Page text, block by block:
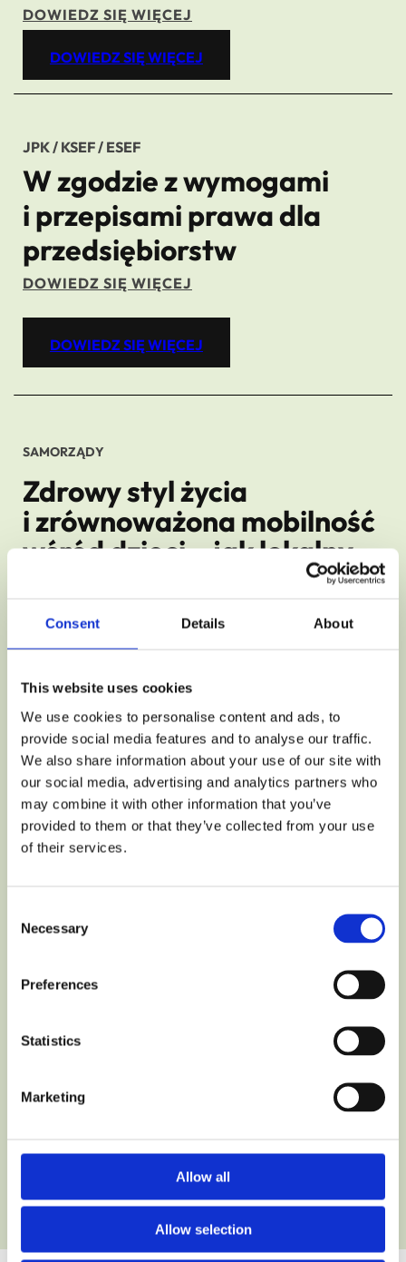
Consent Details About
This website uses cookies
We use cookies to personalise content and ads, to
provide social media features and to analyse our traffic.
We also share information about your use of our site with
our social media, advertising and analytics partners who
may combine it with other information that you’ve
provided to them or that they’ve collected from your use
of their services.
Selection
Necessary
Preferences
Statistics
Marketing
Allow all
Allow selection
DOWIEDZ SIĘ WIĘCEJ
DOWIEDZ SIĘ WIĘCEJ
JPK / KSEF / ESEF
W zgodzie z wymogami
i przepisami prawa dla
przedsiębiorstw
DOWIEDZ SIĘ WIĘCEJ
DOWIEDZ SIĘ WIĘCEJ
SAMORZĄDY
Zdrowy styl życia
i zrównoważona mobilność
wśród dzieci – jak lokalny
ogólnopolskim